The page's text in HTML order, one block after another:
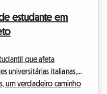
arrendamento de um
estudante em
que afeta
universitárias italianas,
um verdadeiro caminho